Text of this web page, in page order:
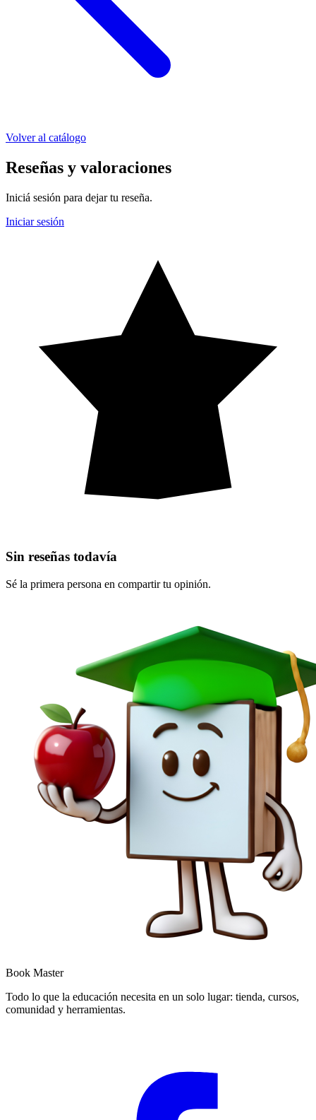
Volver al catálogo
Reseñas y valoraciones
Iniciá sesión para dejar tu reseña.
Iniciar sesión
Sin reseñas todavía
Sé la primera persona en compartir tu opinión.
Book Master
Todo lo que la educación necesita en un solo lugar: tienda, cursos,
comunidad y herramientas.